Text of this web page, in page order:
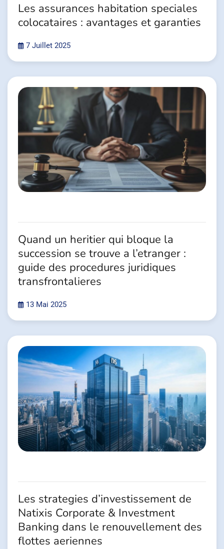
Les assurances habitation speciales
colocataires : avantages et garanties
7 Juillet 2025
Quand un heritier qui bloque la
succession se trouve a l’etranger :
guide des procedures juridiques
transfrontalieres
13 Mai 2025
Les strategies d’investissement de
Natixis Corporate & Investment
Banking dans le renouvellement des
flottes aeriennes